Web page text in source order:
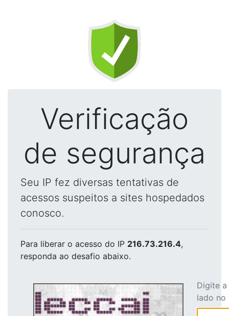
Verificação
de segurança
Seu IP fez diversas tentativas de
acessos suspeitos a sites hospedados
conosco.
Para liberar o acesso do IP 216.73.216.4,
responda ao desafio abaixo.
Digite
lado no